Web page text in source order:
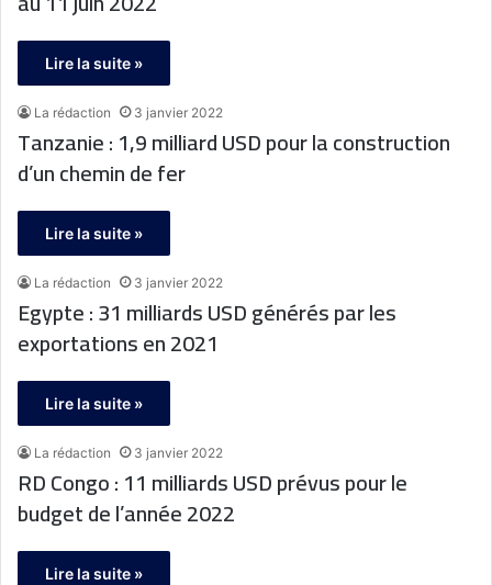
Lire la suite »
La rédaction 3 janvier 2022
Tanzanie : 1,9 milliard USD pour la construction
d’un chemin de fer
Lire la suite »
La rédaction 3 janvier 2022
Egypte : 31 milliards USD générés par les
exportations en 2021
Lire la suite »
La rédaction 3 janvier 2022
RD Congo : 11 milliards USD prévus pour le
budget de l’année 2022
Lire la suite »